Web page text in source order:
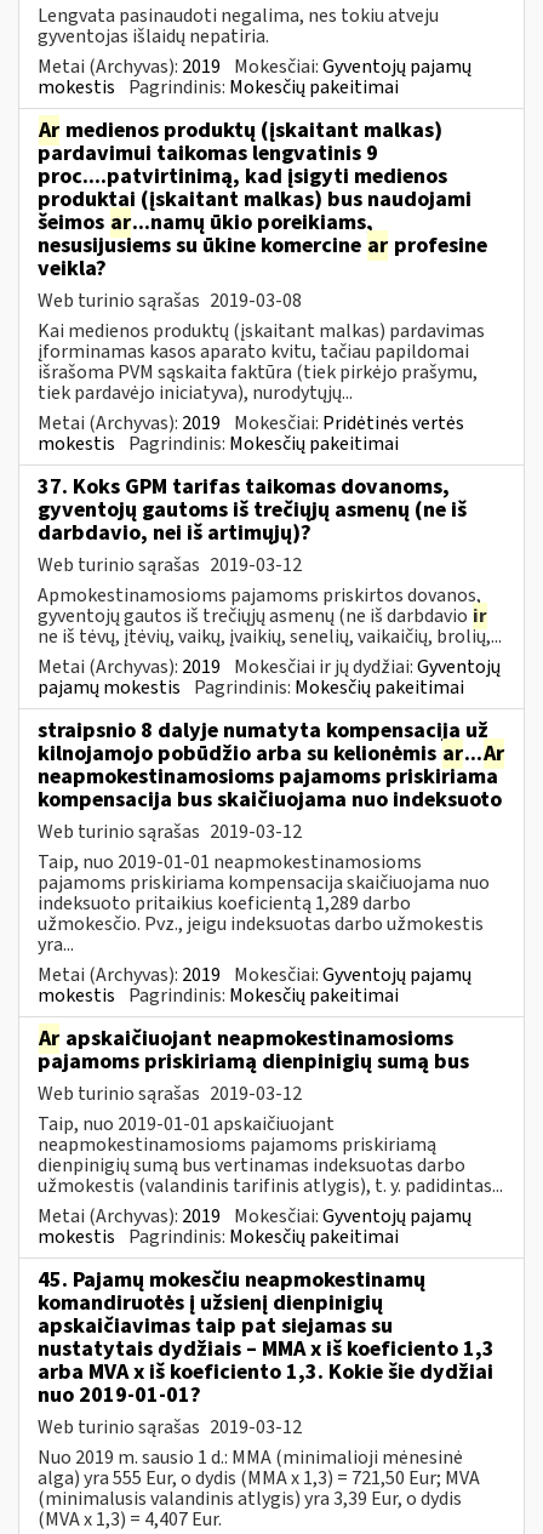
Lengvata pasinaudoti negalima, nes tokiu atveju
gyventojas išlaidų nepatiria.
Metai (Archyvas): 2019 Mokesčiai:Gyventojų pajamų
mokestis Pagrindinis: Mokesčių pakeitimai
Ar medienos produktų (įskaitant malkas)
pardavimui taikomas lengvatinis 9
proc....patvirtinimą, kad įsigyti medienos
produktai (įskaitant malkas) bus naudojami
šeimos ar...namų ūkio poreikiams,
nesusijusiems su ūkine komercine ar profesine
veikla?
Web turinio sąrašas 2019-03-08
Kai medienos produktų (įskaitant malkas) pardavimas
įforminamas kasos aparato kvitu, tačiau papildomai
išrašoma PVM sąskaita faktūra (tiek pirkėjo prašymu,
tiek pardavėjo iniciatyva), nurodytųjų...
Metai (Archyvas): 2019 Mokesčiai: Pridėtinės vertės
mokestis Pagrindinis: Mokesčių pakeitimai
37. Koks GPM tarifas taikomas dovanoms,
gyventojų gautoms iš trečiųjų asmenų (ne iš
darbdavio, nei iš artimųjų)?
Web turinio sąrašas 2019-03-12
Apmokestinamosioms pajamoms priskirtos dovanos,
gyventojų gautos iš trečiųjų asmenų (ne iš darbdavio ir
ne iš tėvų, įtėvių, vaikų, įvaikių, senelių, vaikaičių, brolių,...
Metai (Archyvas): 2019 Mokesčiai ir jų dydžiai:Gyventojų
pajamų mokestis Pagrindinis: Mokesčių pakeitimai
straipsnio 8 dalyje numatyta kompensacija už
kilnojamojo pobūdžio arba su kelionėmis ar...Ar
neapmokestinamosioms pajamoms priskiriama
kompensacija bus skaičiuojama nuo indeksuoto
Web turinio sąrašas 2019-03-12
Taip, nuo 2019-01-01 neapmokestinamosioms
pajamoms priskiriama kompensacija skaičiuojama nuo
indeksuoto pritaikius koeficientą 1,289 darbo
užmokesčio. Pvz., jeigu indeksuotas darbo užmokestis
yra...
Metai (Archyvas): 2019 Mokesčiai:Gyventojų pajamų
mokestis Pagrindinis: Mokesčių pakeitimai
Ar apskaičiuojant neapmokestinamosioms
pajamoms priskiriamą dienpinigių sumą bus
Web turinio sąrašas 2019-03-12
Taip, nuo 2019-01-01 apskaičiuojant
neapmokestinamosioms pajamoms priskiriamą
dienpinigių sumą bus vertinamas indeksuotas darbo
užmokestis (valandinis tarifinis atlygis), t. y. padidintas...
Metai (Archyvas): 2019 Mokesčiai:Gyventojų pajamų
mokestis Pagrindinis: Mokesčių pakeitimai
45. Pajamų mokesčiu neapmokestinamų
komandiruotės į užsienį dienpinigių
apskaičiavimas taip pat siejamas su
nustatytais dydžiais – MMA x iš koeficiento 1,3
arba MVA x iš koeficiento 1,3. Kokie šie dydžiai
nuo 2019-01-01?
Web turinio sąrašas 2019-03-12
Nuo 2019 m. sausio 1 d.: MMA (minimalioji mėnesinė
alga) yra 555 Eur, o dydis (MMA x 1,3) = 721,50 Eur; MVA
(minimalusis valandinis atlygis) yra 3,39 Eur, o dydis
(MVA x 1,3) = 4,407 Eur.